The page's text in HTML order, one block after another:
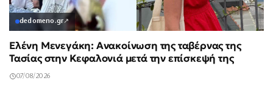
dedomeno.gr↗
Ελένη Μενεγάκη: Ανακοίνωση της ταβέρνας της
Τασίας στην Κεφαλονιά μετά την επίσκεψή της
07/08/2026